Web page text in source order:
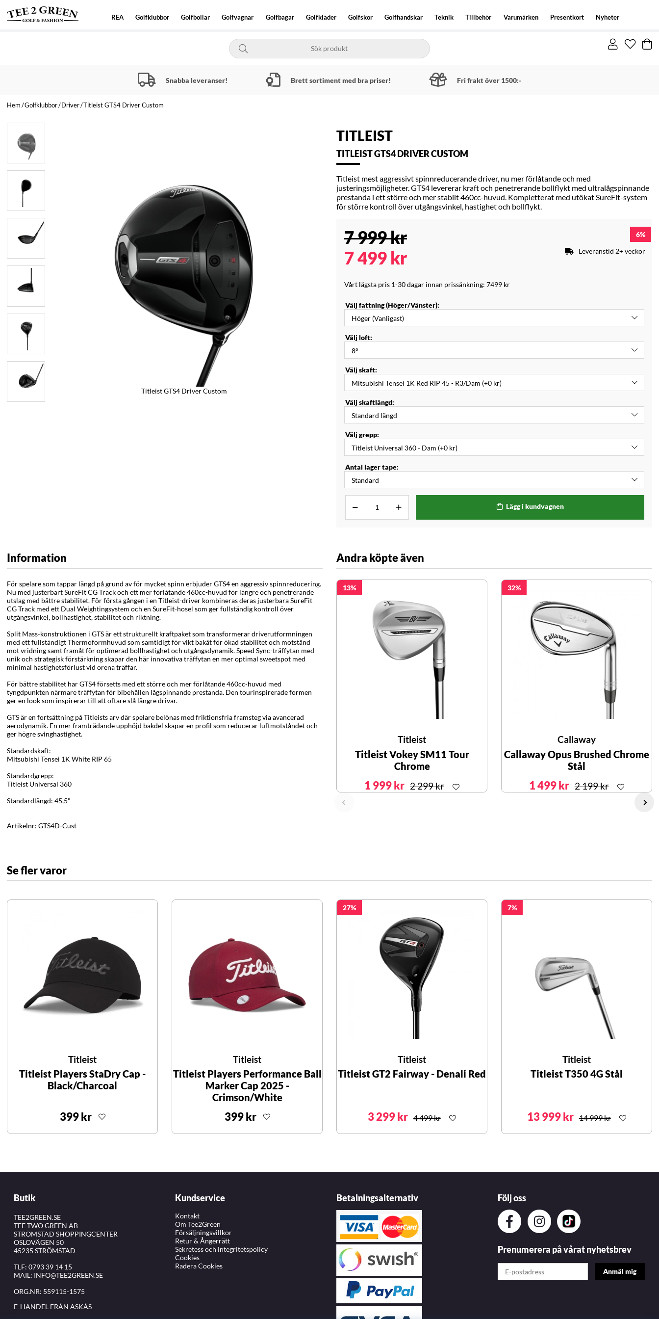
REA Golfklubbor Golfbollar Golfvagnar Golfbagar Golfkläder Golfskor Golfhandskar Teknik Tillbehör Varumärken Presentkort Nyheter
Snabba leveranser! Brett sortiment med bra priser! Fri frakt över 1500:-
Hem Golfklubbor Driver Titleist GTS4 Driver Custom
Titleist GTS4 Driver Custom
TITLEIST
TITLEIST GTS4 DRIVER CUSTOM
Titleist mest aggressivt spinnreducerande driver, nu mer förlåtande och med
justeringsmöjligheter. GTS4 levererar kraft och penetrerande bollflykt med ultralågspinnande
prestanda i ett större och mer stabilt 460cc-huvud. Kompletterat med utökat SureFit-system
för större kontroll över utgångsvinkel, hastighet och bollflykt.
7 999kr
7 499 kr
Vårt lägsta pris 1-30 dagar innan prissänkning: 7499 kr
6
Leveranstid 2+ veckor
Välj fattning (Höger/Vänster):
Välj loft:
Välj skaft:
Välj skaftlängd:
Välj grepp:
Antal lager tape:
Lägg i kundvagnen
Information
För spelare som tappar längd på grund av för mycket spinn erbjuder GTS4 en aggressiv spinnreducering.
Nu med justerbart SureFit CG Track och ett mer förlåtande 460cc-huvud för längre och penetrerande
utslag med bättre stabilitet. För första gången i en Titleist-driver kombineras deras justerbara SureFit
CG Track med ett Dual Weightingsystem och en SureFit-hosel som ger fullständig kontroll över
utgångsvinkel, bollhastighet, stabilitet och riktning.
Split Mass-konstruktionen i GTS är ett strukturellt kraftpaket som transformerar driverutformningen
med ett fullständigt Thermoformhuvud som samtidigt för vikt bakåt för ökad stabilitet och motstånd
mot vridning samt framåt för optimerad bollhastighet och utgångsdynamik. Speed Sync-träffytan med
unik och strategisk förstärkning skapar den här innovativa träffytan en mer optimal sweetspot med
minimal hastighetsförlust vid orena träffar.
För bättre stabilitet har GTS4 försetts med ett större och mer förlåtande 460cc-huvud med
tyngdpunkten närmare träffytan för bibehållen lågspinnande prestanda. Den tourinspirerade formen
ger en look som inspirerar till att oftare slå längre drivar.
GTS är en fortsättning på Titleists arv där spelare belönas med friktionsfria framsteg via avancerad
aerodynamik. En mer framträdande upphöjd bakdel skapar en profil som reducerar luftmotståndet och
ger högre svinghastighet.
Standardskaft:
Mitsubishi Tensei 1K White RIP 65
Standardgrepp:
Titleist Universal 360
Standardlängd: 45,5"
Artikelnr: GTS4D-Cust
Andra köpte även
13
Titleist
Titleist Vokey SM11 Tour
Chrome
1 999 kr 2 299 kr
32
Callaway
Callaway Opus Brushed Chrome
Stål
1 499 kr 2 199 kr
Se fler varor
Titleist
Titleist Players StaDry Cap -
Black/Charcoal
399 kr
Titleist
Titleist Players Performance Ball
Marker Cap 2025 -
Crimson/White
399 kr
27
Titleist
Titleist GT2 Fairway - Denali Red
3 299 kr 4 499 kr
7
Titleist
Titleist T350 4G Stål
13 999 kr 14 999 kr
Butik
TEE2GREEN.SE
TEE TWO GREEN AB
STRÖMSTAD SHOPPINGCENTER
OSLOVÄGEN 50
45235 STRÖMSTAD
TLF: 0793 39 14 15
MAIL: INFO@TEE2GREEN.SE
ORG.NR: 559115-1575
E-HANDEL FRÅN ASKÅS
Kundservice
Kontakt
Om Tee2Green
Försäljningsvillkor
Retur & Ångerrätt
Sekretess och integritetspolicy
Cookies
Radera Cookies
Betalningsalternativ Följ oss
Prenumerera på vårat nyhetsbrev